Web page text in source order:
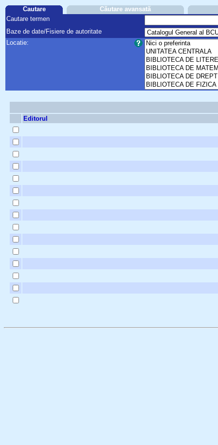
Cautare
Căutare avansată
Cautare termen
Baze de date/Fisiere de autoritate
Locatie:
Editorul